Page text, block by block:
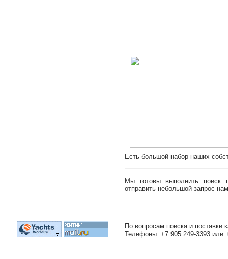
Есть большой набор наших
Мы готовы выполнить поиск
отправить небольшой запрос
По вопросам поиска и поставки
Телефоны: +7 905 249-3393 или